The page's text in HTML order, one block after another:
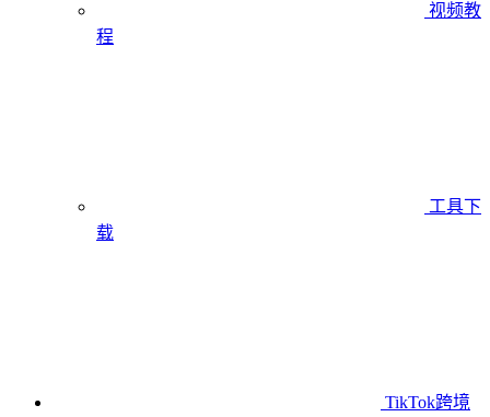
视频教
程
工具下
载
TikTok跨境